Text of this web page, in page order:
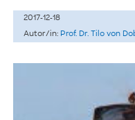
2017-12-18
Autor/in: Prof. Dr. Tilo von